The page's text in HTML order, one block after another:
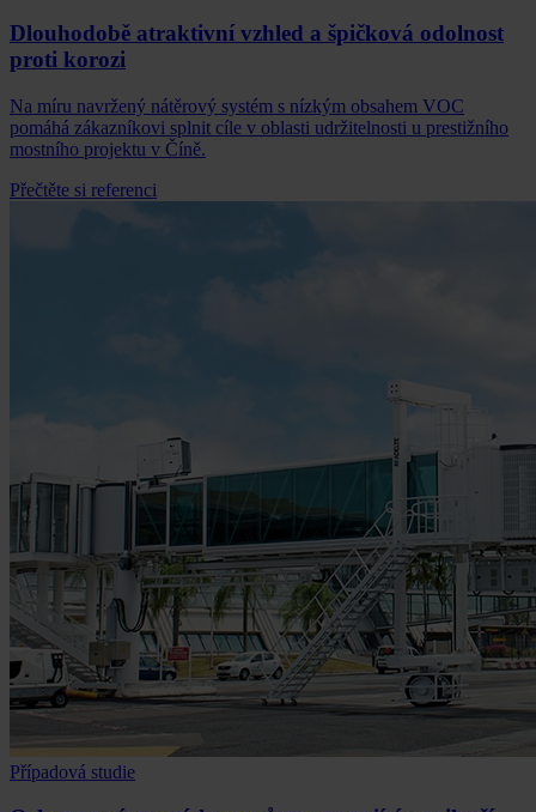
Dlouhodobě atraktivní vzhled a špičková odolnost
proti korozi
Na míru navržený nátěrový systém s nízkým obsahem VOC
pomáhá zákazníkovi splnit cíle v oblasti udržitelnosti u prestižního
mostního projektu v Číně.
Přečtěte si referenci
Případová studie